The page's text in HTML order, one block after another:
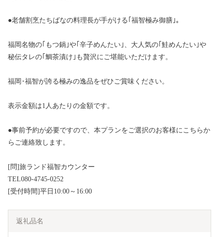
●老舗割烹たちばなの料理長が手がける｢福智極み御膳｣。
福岡名物の｢もつ鍋｣や｢辛子めんたい｣、大人気の｢鮭めんたい｣や
秘伝タレの｢鯛茶漬け｣も贅沢にご堪能いただけます。
福岡･福智が誇る極みの逸品をぜひご賞味ください。
表示金額は1人あたりの金額です。
●事前予約が必要ですので、本プランをご選択のお客様にこちらか
らご連絡致します。
[問]旅ランド福智カウンター
TEL080-4745-0252
[受付時間]平日10:00～16:00
返礼品名